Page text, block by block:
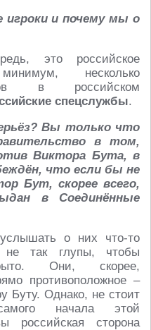
и почему мы о
это российское
несколько
в российском
спецслужбы.
Вы только что
в том,
Виктора Бута, в
что если бы не
Бут, скорее всего,
в Соединённые
о них что-то
так глупы, чтобы
Они, скорее,
противоположное –
Буту. Однако, не стоит
начала этой
российская сторона